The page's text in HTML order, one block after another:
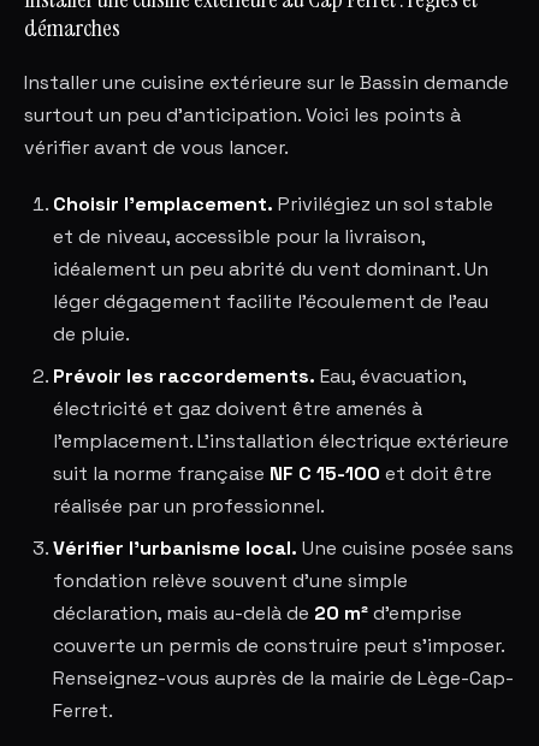
démarches
Installer une cuisine extérieure sur le Bassin demande
surtout un peu d'anticipation. Voici les points à
vérifier avant de vous lancer.
Choisir l'emplacement. Privilégiez un sol stable
et de niveau, accessible pour la livraison,
idéalement un peu abrité du vent dominant. Un
léger dégagement facilite l'écoulement de l'eau
de pluie.
Prévoir les raccordements. Eau, évacuation,
électricité et gaz doivent être amenés à
l'emplacement. L'installation électrique extérieure
suit la norme française NF C 15-100 et doit être
réalisée par un professionnel.
Vérifier l'urbanisme local. Une cuisine posée sans
fondation relève souvent d'une simple
déclaration, mais au-delà de 20 m²d'emprise
couverte un permis de construire peut s'imposer.
Renseignez-vous auprès de la mairie de Lège-Cap-
Ferret.